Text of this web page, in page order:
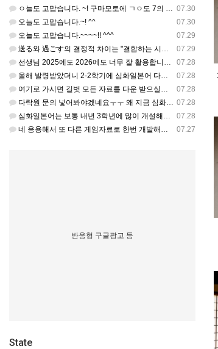
07.30
ㅇ늘도 고맙습니다. ~! 구마모토에 ㄱㅇ도 7의 지진,,,무사, 안전을 기도 합니다. 감사해요...
07.30
오늘도 고맙습니다.~! ^^
07.29
오늘도 고맙습니다.~~~~!! ^^^
07.29
送る와 過ごす의 결정적 차이는 "결합하는 시간 단위"와 "묘사 대상"입니다. 過ごす 하루, 오후, 주말, 휴…
07.28
선생님 2025에도 2026에도 너무 잘 활용합니다.. 감사해요!!!
07.28
올해 발령받았더니 2-2학기에 심화일본어 다락원 교과서 채택되어 있네요. 저도 당장 다음달부터 수업을 해야하…
07.28
여기로 가시면 길벗 모든 자료를 다운 받으실수 있으세요^^ https://coffee-plume-710.no…
07.28
다락원 문의 넣어봐야겠네요ㅜㅜ 왜 지금 심화일본어가 개설된지는 저도 참 의문입니다... 작년에 계셨던 선생님…
07.28
심화일본어는 보통 내년 3학년에 많이 개설해서 지금 홈페이지에 없는가보네요~ 일본어랑 생활 일본어는 다 있는…
07.27
네 응용해서 또 다른 게임자료로 한번 개발해주셔도 좋습니다
반응형 구글광고 등
State